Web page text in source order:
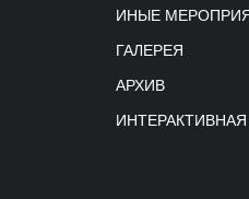
ИНЫЕ
ГАЛЕРЕЯ
АРХИВ
ИНТЕРАКТИВНАЯ